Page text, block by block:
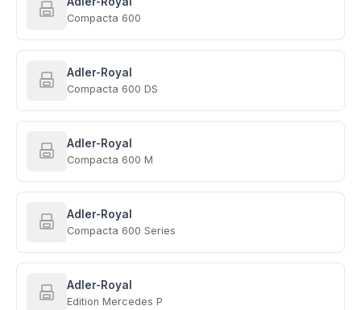
Compacta 600
Adler-Royal
Compacta 600 DS
Adler-Royal
Compacta 600 M
Adler-Royal
Compacta 600 Series
Adler-Royal
Edition Mercedes P